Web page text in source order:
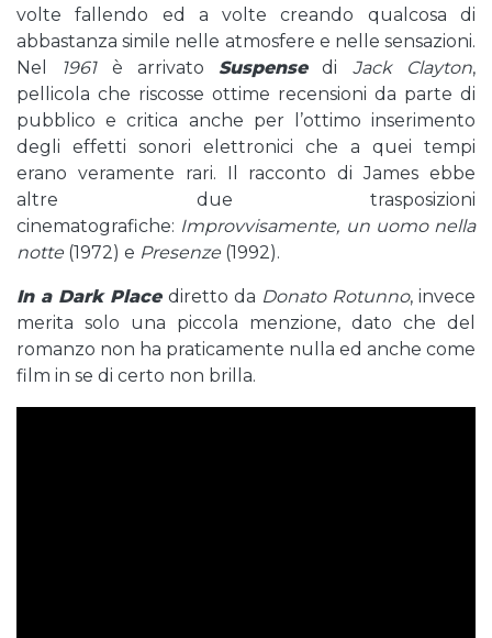
volte fallendo ed a volte creando qualcosa di
abbastanza simile nelle atmosfere e nelle sensazioni.
Nel 1961è arrivatoSuspensedi Jack Clayton,
pellicola che riscosse ottime recensioni da parte di
pubblico e critica anche per l’ottimo inserimento
degli effetti sonori elettronici che a quei tempi
erano veramente rari. Il racconto di James ebbe
altre due trasposizioni
cinematografiche: Improvvisamente, un uomo nella
notte (1972) e Presenze (1992).
In a Dark Placediretto da Donato Rotunno, invece
merita solo una piccola menzione, dato che del
romanzo non ha praticamente nulla ed anche come
film in se di certo non brilla.